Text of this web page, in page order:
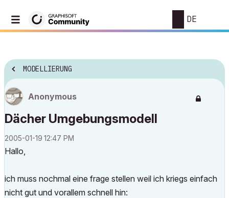
DE
MODELLIERUNG
Anonymous
Dächer Umgebungsmodell
‎2005-01-19 12:47 PM
Hallo,
ich muss nochmal eine frage stellen weil ich kriegs einfach
nicht gut und vorallem schnell hin: